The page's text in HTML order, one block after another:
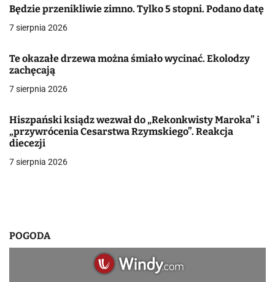
c
j
a
w
i
s
Będzie przenikliwie zimno. Tylko 5 stopni. Podano datę
7 sierpnia 2026
Te okazałe drzewa można śmiało wycinać. Ekolodzy
zachęcają
7 sierpnia 2026
Hiszpański ksiądz wezwał do „Rekonkwisty Maroka” i
„przywrócenia Cesarstwa Rzymskiego”. Reakcja
diecezji
7 sierpnia 2026
POGODA